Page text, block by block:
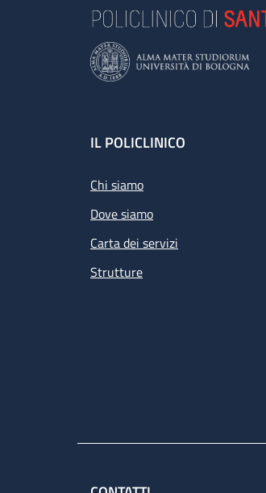
Footer
IL POLICLINICO
Chi siamo
Dove siamo
Carta dei servizi
Strutture